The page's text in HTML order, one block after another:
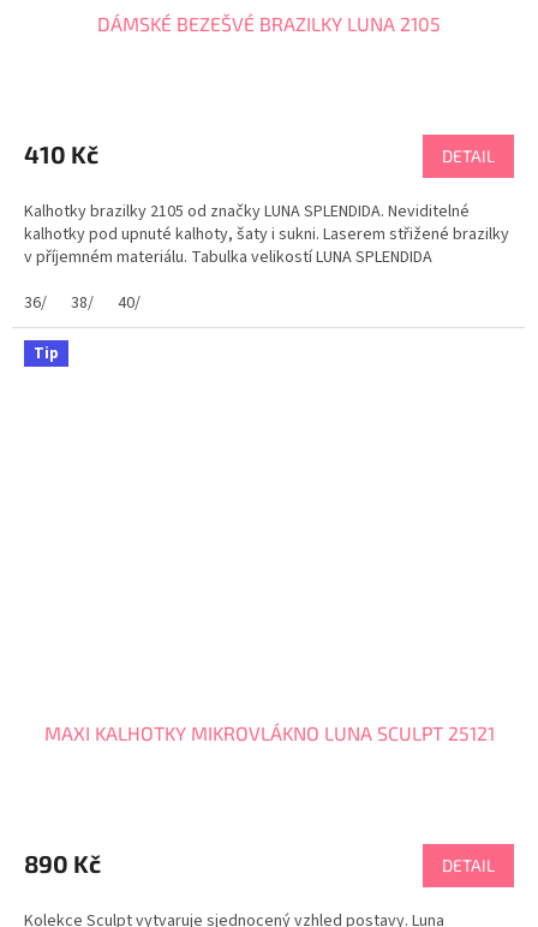
DÁMSKÉ BEZEŠVÉ BRAZILKY LUNA 2105
produktu
je
z
5
hvězdiček.
410 Kč DETAIL
Kalhotky brazilky 2105 od značky LUNA SPLENDIDA. Neviditelné
kalhotky pod upnuté kalhoty, šaty i sukni. Laserem střižené brazilky
v příjemném materiálu. Tabulka velikostí LUNA SPLENDIDA
36/
38/ 40/
Tip
MAXI KALHOTKY MIKROVLÁKNO LUNA SCULPT 25121
890 Kč DETAIL
Kolekce Sculpt vytvaruje sjednocený vzhled postavy. Luna